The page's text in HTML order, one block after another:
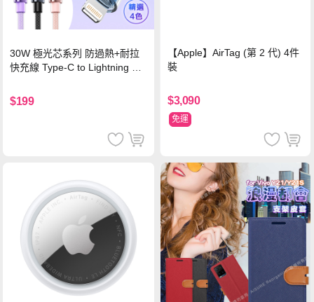
30W 極光芯系列 防過熱+耐拉
快充線 Type-C to Lightning 傳
$199
【Apple】AirTag (第 2 代) 4件
裝
$3,090
免運